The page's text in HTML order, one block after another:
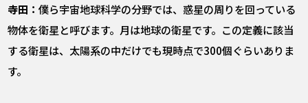
寺田：僕ら宇宙地球科学の分野では、惑星の周りを回っている
物体を衛星と呼びます。月は地球の衛星です。この定義に該当
する衛星は、太陽系の中だけでも現時点で300個ぐらいありま
す。